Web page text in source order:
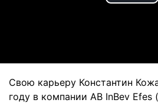
Свою карьеру Константин
году в компании AB InBev Efes